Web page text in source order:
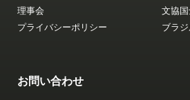
理事会
プライバシーポリシー
文協
ブラ
お問い合わせ